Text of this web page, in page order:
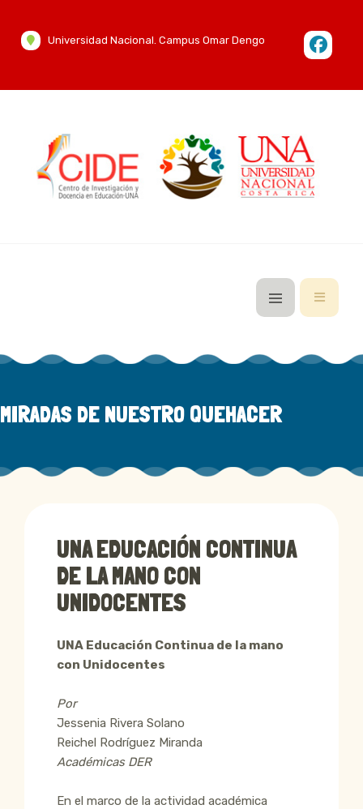
Universidad Nacional. Campus Omar Dengo
MIRADAS DE NUESTRO QUEHACER
UNA EDUCACIÓN CONTINUA
DE LA MANO CON
UNIDOCENTES
UNA Educación Continua de la mano
con Unidocentes
Por
Jessenia Rivera Solano
Reichel Rodríguez Miranda
Académicas DER
En el marco de la actividad académica